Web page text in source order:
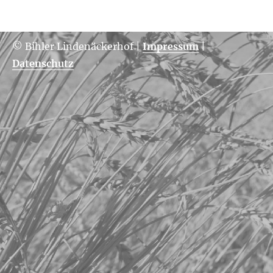
© Bihler Lindenäckerhof|Impressum|
Datenschutz